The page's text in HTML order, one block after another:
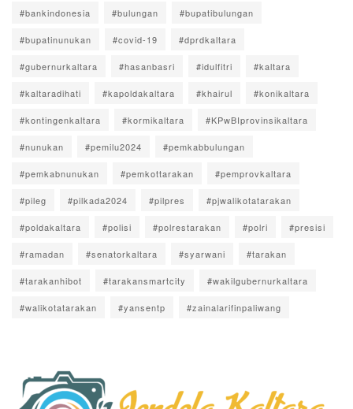
#bankindonesia #bulungan #bupatibulungan
#bupatinunukan #covid-19 #dprdkaltara
#gubernurkaltara #hasanbasri #idulfitri #kaltara
#kaltaradihati #kapoldakaltara #khairul #konikaltara
#kontingenkaltara #kormikaltara #KPwBIprovinsikaltara
#nunukan #pemilu2024 #pemkabbulungan
#pemkabnunukan #pemkottarakan #pemprovkaltara
#pileg #pilkada2024 #pilpres #pjwalikotatarakan
#poldakaltara #polisi #polrestarakan #polri #presisi
#ramadan #senatorkaltara #syarwani #tarakan
#tarakanhibot #tarakansmartcity #wakilgubernurkaltara
#walikotatarakan #yansentp #zainalarifinpaliwang